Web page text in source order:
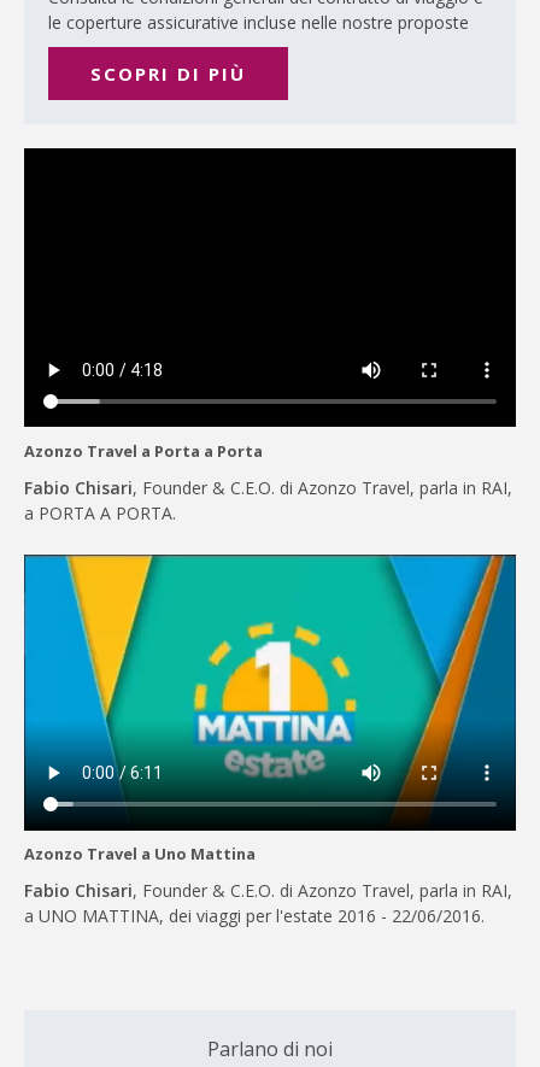
le coperture assicurative incluse nelle nostre proposte
SCOPRI DI PIÙ
Azonzo Travel a Porta a Porta
Fabio Chisari, Founder & C.E.O. di Azonzo Travel, parla in RAI,
a PORTA A PORTA.
Azonzo Travel a Uno Mattina
Fabio Chisari, Founder & C.E.O. di Azonzo Travel, parla in RAI,
a UNO MATTINA, dei viaggi per l'estate 2016 - 22/06/2016.
Parlano di noi